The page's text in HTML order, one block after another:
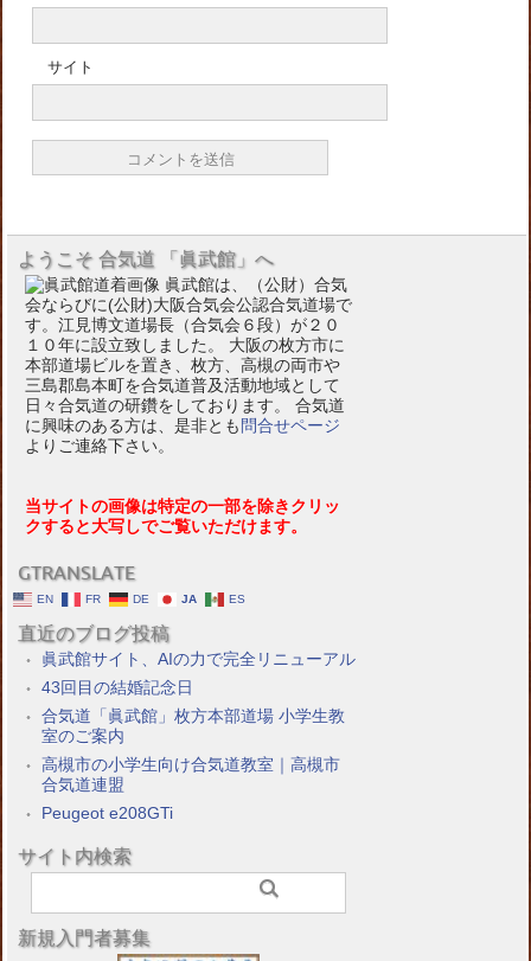
サイト
ようこそ 合気道 「眞武館」へ
眞武館は、（公財）合気
会ならびに(公財)大阪合気会公認合気道場で
す。江見博文道場長（合気会６段）が２０
１０年に設立致しました。 大阪の枚方市に
本部道場ビルを置き、枚方、高槻の両市や
三島郡島本町を合気道普及活動地域として
日々合気道の研鑽をしております。 合気道
に興味のある方は、是非とも 問合せページ
よりご連絡下さい。
当サイトの画像は特定の一部を除きクリッ
クすると大写しでご覧いただけます。
GTRANSLATE
EN FR DE JA ES
直近のブログ投稿
眞武館サイト、AIの力で完全リニューアル
43回目の結婚記念日
合気道「眞武館」枚方本部道場 小学生教
室のご案内
高槻市の小学生向け合気道教室｜高槻市
合気道連盟
Peugeot e208GTi
サイト内検索
新規入門者募集